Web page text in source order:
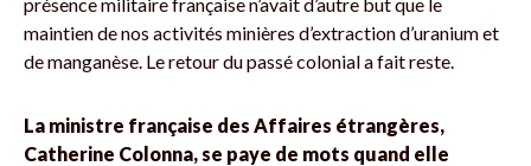
maintien de nos activités minières d’extraction d’uranium et
de manganèse. Le retour du passé colonial a fait reste.
La ministre française des Affaires étrangères,
Catherine Colonna, se paye de mots quand elle